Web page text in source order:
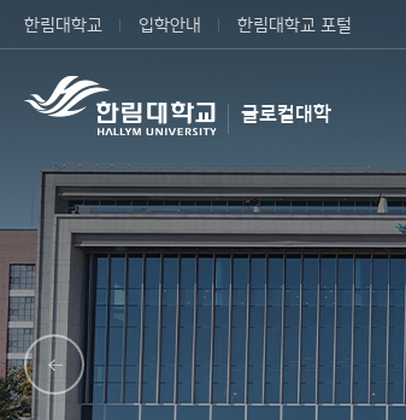
한림대학교 입학안내 한림대학교 포털
글로컬대학